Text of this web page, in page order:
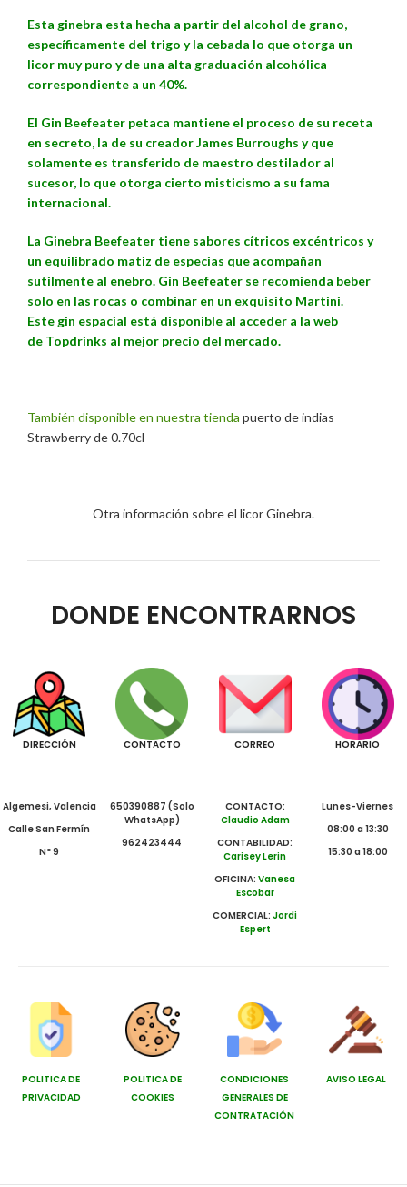
Esta ginebra esta hecha a partir del alcohol de grano,
específicamente del trigo y la cebada lo que otorga un
licor muy puro y de una alta graduación alcohólica
correspondiente a un 40%.
El Gin Beefeater petaca mantiene el proceso de su receta
en secreto, la de su creadorJames Burroughs y que
solamente es transferido de maestro destilador al
sucesor, lo que otorga cierto misticismo a su fama
internacional.
La Ginebra Beefeater tiene sabores cítricos excéntricos y
un equilibrado matiz de especias que acompañan
sutilmente al enebro. Gin Beefeater se recomienda beber
solo en las rocas o combinar en un exquisito Martini.
Este gin espacial está disponible al acceder a la web
de Topdrinks al mejor precio del mercado.
También disponible en nuestra tienda puerto de indias
Strawberry de 0.70cl
Otra información sobre el licor Ginebra.
DONDE ENCONTRARNOS
DIRECCIÓN
Algemesi, Valencia
Calle San Fermín
Nº 9
CONTACTO
650390887 (Solo
WhatsApp)
962423444
CORREO
CONTACTO:
Claudio Adam
CONTABILIDAD:
Carisey Lerin
OFICINA:Vanesa
Escobar
COMERCIAL:Jordi
Espert
HORARIO
Lunes-Viernes
08:00 a 13:30
15:30 a 18:00
POLITICA DE
PRIVACIDAD
POLITICA DE
COOKIES
CONDICIONES
GENERALES DE
CONTRATACIÓN
AVISO LEGAL